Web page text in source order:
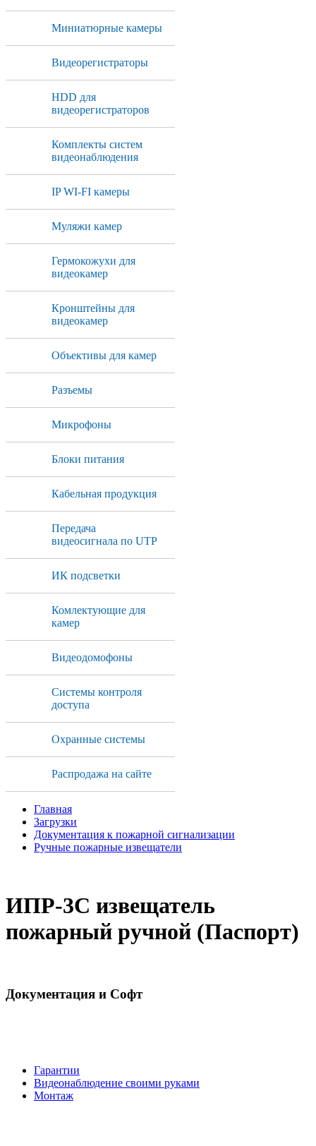
Миниатюрные камеры
Видеорегистраторы
HDD для
видеорегистраторов
Комплекты систем
видеонаблюдения
IP WI-FI камеры
Муляжи камер
Гермокожухи для
видеокамер
Кронштейны для
видеокамер
Объективы для камер
Разъемы
Микрофоны
Блоки питания
Кабельная продукция
Передача
видеосигнала по UTP
ИК подсветки
Комлектующие для
камер
Видеодомофоны
Системы контроля
доступа
Охранные системы
Распродажа на сайте
Главная
Загрузки
Документация к пожарной сигнализации
Ручные пожарные извещатели
ИПР-3С извещатель
пожарный ручной (Паспорт)
Документация и Софт
Гарантии
Видеонаблюдение своими руками
Монтаж